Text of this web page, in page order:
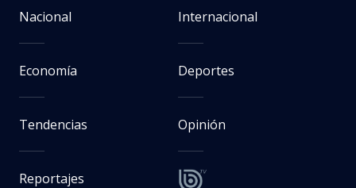
Nacional Internacional
Economía Deportes
Tendencias Opinión
Reportajes